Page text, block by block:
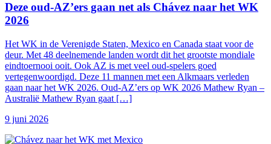
Deze oud-AZ’ers gaan net als Chávez naar het WK
2026
Het WK in de Verenigde Staten, Mexico en Canada staat voor de
deur. Met 48 deelnemende landen wordt dit het grootste mondiale
eindtoernooi ooit. Ook AZ is met veel oud-spelers goed
vertegenwoordigd. Deze 11 mannen met een Alkmaars verleden
gaan naar het WK 2026. Oud-AZ’ers op WK 2026 Mathew Ryan –
Australië Mathew Ryan gaat […]
9 juni 2026